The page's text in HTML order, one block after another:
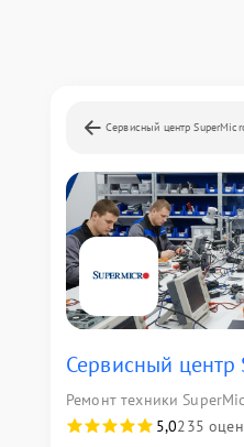
Сервисный центр
Сервисный центр
Ремонт техники
5,0235